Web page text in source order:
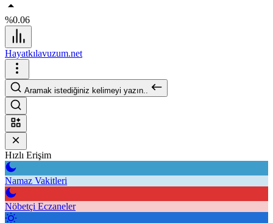
%0.06
Hayatkılavuzum.net
Aramak istediğiniz kelimeyi yazın..
Hızlı Erişim
Namaz Vakitleri
Nöbetçi Eczaneler